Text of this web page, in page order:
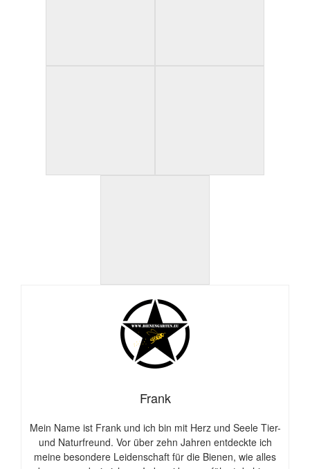
Frank
Mein Name ist Frank und ich bin mit Herz und Seele Tier-
und Naturfreund. Vor über zehn Jahren entdeckte ich
meine besondere Leidenschaft für die Bienen, wie alles